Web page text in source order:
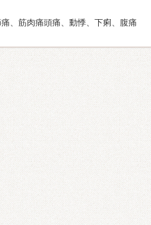
、筋肉痛頭痛、動悸、下痢、腹痛